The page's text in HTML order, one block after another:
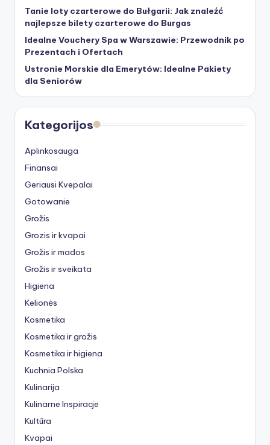
Tanie loty czarterowe do Bułgarii: Jak znaleźć
najlepsze bilety czarterowe do Burgas
Idealne Vouchery Spa w Warszawie: Przewodnik po
Prezentach i Ofertach
Ustronie Morskie dla Emerytów: Idealne Pakiety
dla Seniorów
Kategorijos
Aplinkosauga
Finansai
Geriausi Kvepalai
Gotowanie
Grožis
Grozis ir kvapai
Grožis ir mados
Grožis ir sveikata
Higiena
Kelionės
Kosmetika
Kosmetika ir grožis
Kosmetika ir higiena
Kuchnia Polska
Kulinarija
Kulinarne Inspiracje
Kultūra
Kvapai